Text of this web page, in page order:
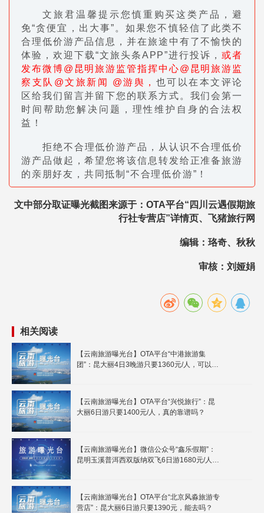
文旅君温馨提示您慎重购买这类产品，避
免“贪便宜，出大事”。如果您不慎轻信了此类不
合理低价游产品信息，并在旅途中有了不愉快的
体验，欢迎下载“文旅头条APP”进行投诉，或者
发布微博@昆明旅游监管指挥中心@昆明旅游监
察支队@文旅新闻 @游舆， 也可以在本文评论
区给我们留言并留下您的联系方式。我们会第一
时间帮助您解决问题，理性维护自身的合法权
益！
拒绝不合理低价游产品，从认识不合理低价
游产品做起，希望您将该信息转发给正准备旅游
的亲朋好友，共同抵制“不合理低价游”！
文中部分取证曝光截图来源于： OTA平台“四川云遇假期旅
行社专营店”详情页、飞猪旅行网
编辑：珞奇、秋秋
审核：刘娅娟
相关阅读
【云南旅游曝光台】OTA平台“中港旅游集
团”：昆大丽4日3晚游只要1360元/人，可以报
【云南旅游曝光台】OTA平台“兴悦旅行”：昆
大丽6日游只要1400元/人，真的靠谱吗？
【云南旅游曝光台】微信公众号“鑫乐假期”：
昆明玉溪普洱西双版纳双飞6日游1680元/人，
【云南旅游曝光台】OTA平台“北京风淼旅游专
营店”：昆大丽6日游只要1390元，能去吗？